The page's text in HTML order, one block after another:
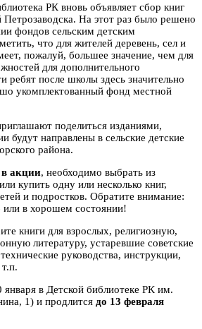
РК вновь объявляет сбор книг
Петрозаводска. На этот раз было решено
фондов сельским детским
что для жителей деревень, сел и
пожалуй, большее значение, чем для
для дополнительного
ребят после школы здесь значительно
укомплектованный фонд местной
поделиться изданиями,
будут направлены в сельские детские
района.
в акции, необходимо выбрать из
купить одну или несколько книг,
и подростков. Обратите внимание:
или в хорошем состоянии!
книги для взрослых, религиозную,
литературу, устаревшие советские
руководства, инструкции,
января в Детской библиотеке РК им.
1) и продлится до 13 февраля